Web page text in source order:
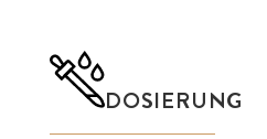
DOSIERUNG